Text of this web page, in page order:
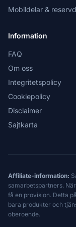
Mobildelar &
Information
FAQ
Om oss
Integritetspolicy
Cookiepolicy
Disclaimer
Sajtkarta
Affiliate-information:
samarbetspartners.
få en provision. Detta
bara produkter och
oberoende.